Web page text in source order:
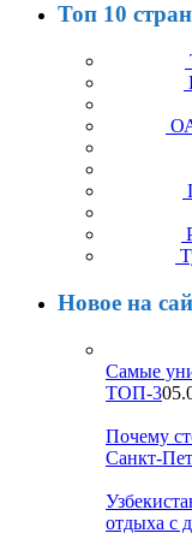
Топ 10
Новое на
Самые
ТОП-3
Почему
Санкт-
отдыха с